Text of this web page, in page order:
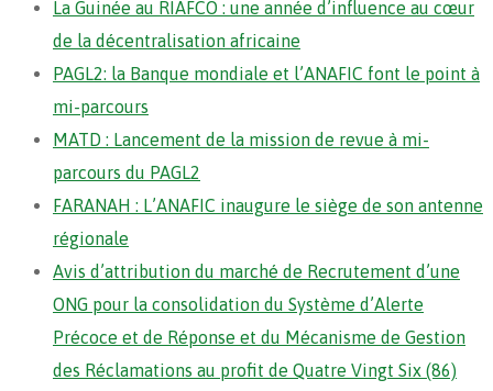
La Guinée au RIAFCO : une année d’influence au cœur
de la décentralisation africaine
PAGL2: la Banque mondiale et l’ANAFIC font le point à
mi-parcours
MATD : Lancement de la mission de revue à mi-
parcours du PAGL2
FARANAH : L’ANAFIC inaugure le siège de son antenne
régionale
Avis d’attribution du marché de Recrutement d’une
ONG pour la consolidation du Système d’Alerte
Précoce et de Réponse et du Mécanisme de Gestion
des Réclamations au profit de Quatre Vingt Six (86)